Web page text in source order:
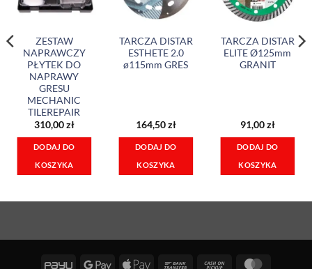
ZESTAW
NAPRAWCZY
PŁYTEK DO
NAPRAWY
GRESU
MECHANIC
TILEREPAIR
310,00zł
DODAJ DO
KOSZYKA
TARCZA DISTAR
ESTHETE 2.0
ø115mm GRES
164,50zł
DODAJ DO
KOSZYKA
TARCZA DISTAR
ELITE Ø125mm
GRANIT
91,00zł
DODAJ DO
KOSZYKA
PayU Google Apple Bank Cash